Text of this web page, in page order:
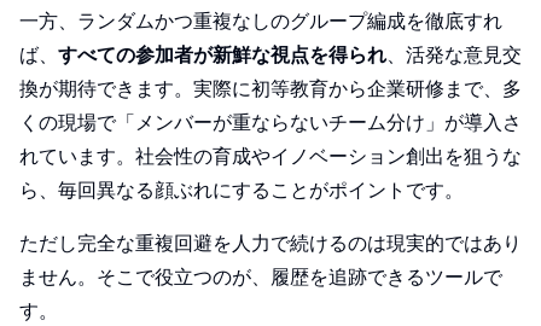
一方、ランダムかつ重複なしのグループ編成を徹底すれ
ば、 すべての参加者が新鮮な視点を得られ、活発な意見交
換が期待できます。実際に初等教育から企業研修まで、多
くの現場で「メンバーが重ならないチーム分け」が導入さ
れています。社会性の育成やイノベーション創出を狙うな
ら、毎回異なる顔ぶれにすることがポイントです。
ただし完全な重複回避を人力で続けるのは現実的ではあり
ません。そこで役立つのが、履歴を追跡できるツールで
す。